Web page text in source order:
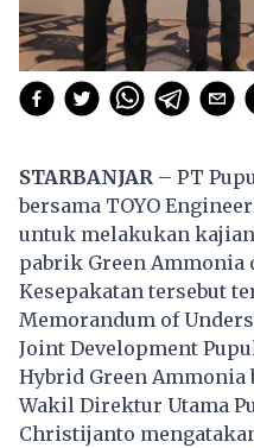
STARBANJAR – PT
bersama TOYO
untuk melakukan
pabrik Green Ammonia
Kesepakatan tersebut
Memorandum of
Joint Development
Hybrid Green Ammonia
Wakil Direktur Utama
Christijanto